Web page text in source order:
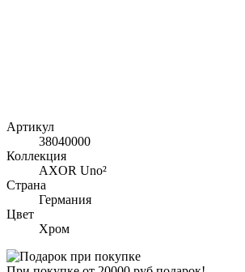
Артикул
38040000
Коллекция
AXOR Uno²
Страна
Германия
Цвет
Хром